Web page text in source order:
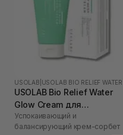
USOLAB
USOLAB Bio Relief Water
Glow Cream для
чувствительной кожи с
нарушенным барьером 50
Успокаивающий и
балансирующий крем-сорбет